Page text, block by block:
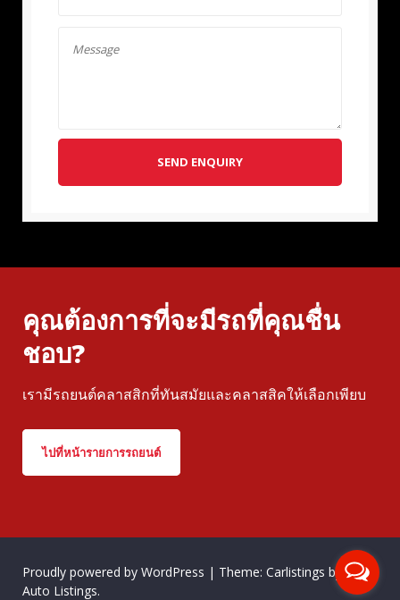
SEND ENQUIRY
คุณต้องการที่จะมีรถที่คุณชื่น
ชอบ?
เรามีรถยนต์คลาสสิกที่ทันสมัยและคลาสสิคให้เลือกเพียบ
ไปที่หน้ารายการรถยนต์
Proudly powered by WordPress | Theme: Carlistings byWP
Auto Listings.